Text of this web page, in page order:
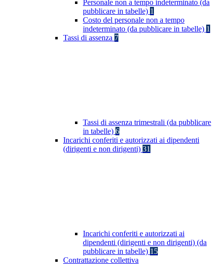
Personale non a tempo indeterminato (da
pubblicare in tabelle) 1
Costo del personale non a tempo
indeterminato (da pubblicare in tabelle) 1
Tassi di assenza 7
Tassi di assenza trimestrali (da pubblicare
in tabelle) 6
Incarichi conferiti e autorizzati ai dipendenti
(dirigenti e non dirigenti) 31
Incarichi conferiti e autorizzati ai
dipendenti (dirigenti e non dirigenti) (da
pubblicare in tabelle) 15
Contrattazione collettiva